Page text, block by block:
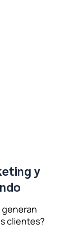
y
generan
clientes?